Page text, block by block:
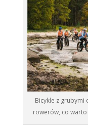
Bicykle z grubymi
rowerów, co